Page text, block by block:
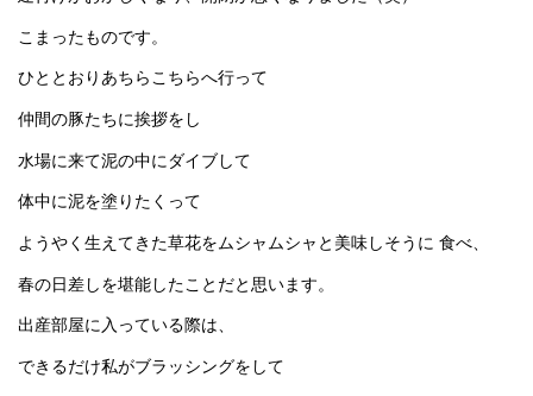
こまったものです。
ひととおりあちらこちらへ行って
仲間の豚たちに挨拶をし
水場に来て泥の中にダイブして
体中に泥を塗りたくって
ようやく生えてきた草花をムシャムシャと美味しそうに 食べ、
春の日差しを堪能したことだと思います。
出産部屋に入っている際は、
できるだけ私がブラッシングをして